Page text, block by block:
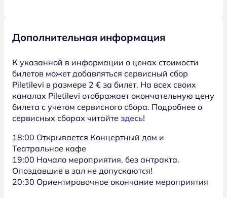
Дополнительная информация
К указанной в информации о ценах стоимости
билетов может добавляться сервисный сбор
Piletilevi в размере 2 € за билет. На всех своих
каналах Piletilevi отображает окончательную цену
билета с учетом сервисного сбора. Подробнее о
сервисных сборах читайте здесь!
18:00 Oткрывается Концертный дом и
Театральное кафе
19:00 Начало мероприятия, без антракта.
Опоздавшие в зал не допускаются!
20:30 Ориентировочное окончание мероприятия